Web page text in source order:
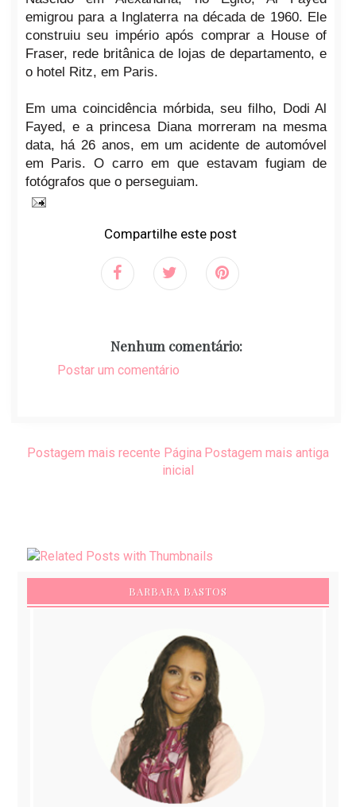
emigrou para a Inglaterra na década de 1960. Ele
construiu seu império após comprar a House of
Fraser, rede britânica de lojas de departamento, e
o hotel Ritz, em Paris.
Em uma coincidência mórbida, seu filho, Dodi Al
Fayed, e a princesa Diana morreram na mesma
data, há 26 anos, em um acidente de automóvel
em Paris. O carro em que estavam fugiam de
fotógrafos que o perseguiam.
Compartilhe este post
Nenhum comentário:
Postar um comentário
Postagem mais recente Postagem mais antiga
Página
inicial
BARBARA BASTOS